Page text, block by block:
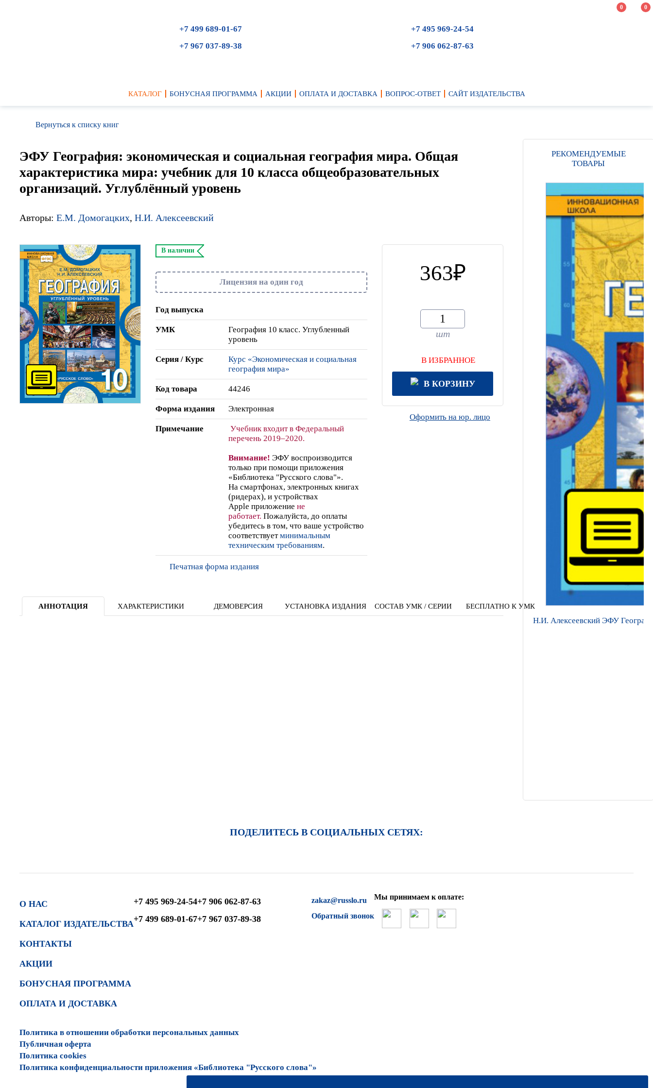
0 0
+7 499 689-01-67
+7 967 037-89-38
+7 495 969-24-54
+7 906 062-87-63
КАТАЛОГ БОНУСНАЯ ПРОГРАММА АКЦИИ ОПЛАТА И ДОСТАВКА ВОПРОС-ОТВЕТ САЙТ ИЗДАТЕЛЬСТВА
Вернуться к списку книг
ЭФУ География: экономическая и социальная география мира. Общая
характеристика мира: учебник для 10 класса общеобразовательных
организаций. Углублённый уровень
Авторы: Е.М. Домогацких, Н.И. Алексеевский
В наличии
Лицензия на один год
Год выпуска
УМК
География 10 класс. Углубленный
уровень
Серия / Курс
Курс «Экономическая и социальная
география мира»
Код товара 44246
Форма издания Электронная
Примечание
Учебник входит в Федеральный
перечень 2019–2020.
Внимание! ЭФУ воспроизводится
только при помощи приложения
«Библиотека "Русского слова"».
На смартфонах, электронных книгах
(ридерах), и устройствах
Apple приложение не
работает. Пожалуйста, до оплаты
убедитесь в том, что ваше устройство
соответствуетминимальным
техническим требованиям.
Печатная форма издания
363
шт
В ИЗБРАННОЕ
В КОРЗИНУ
Оформить на юр. лицо
АННОТАЦИЯ ХАРАКТЕРИСТИКИ ДЕМОВЕРСИЯ УСТАНОВКА ИЗДАНИЯ СОСТАВ УМК / СЕРИИ БЕСПЛАТНО К УМК
РЕКОМЕНДУЕМЫЕ
ТОВАРЫ
Н.И. Алексеевский ЭФУ
ПОДЕЛИТЕСЬ В СОЦИАЛЬНЫХ СЕТЯХ:
О НАС
КАТАЛОГ ИЗДАТЕЛЬСТВА
КОНТАКТЫ
АКЦИИ
БОНУСНАЯ ПРОГРАММА
ОПЛАТА И ДОСТАВКА
+7 495 969-24-54
+7 499 689-01-67
+7 906 062-87-63
+7 967 037-89-38
zakaz@russlo.ru
Обратный звонок
Мы принимаем к оплате:
Политика в отношении обработки персональных данных
Публичная оферта
Политика cookies
Политика конфиденциальности приложения «Библиотека "Русского слова"»